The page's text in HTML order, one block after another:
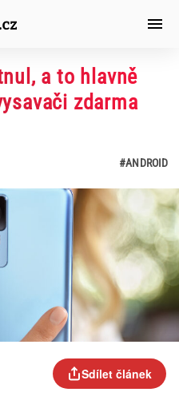
a to hlavně
zdarma
#ANDROID
Sdílet článek